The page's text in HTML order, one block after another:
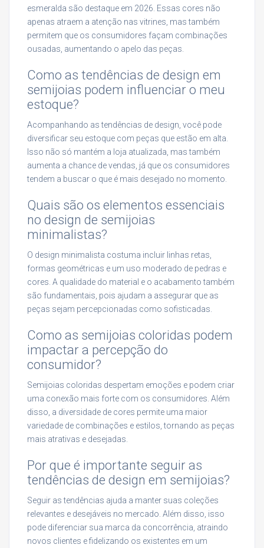
esmeralda são destaque em 2026. Essas cores não
apenas atraem a atenção nas vitrines, mas também
permitem que os consumidores façam combinações
ousadas, aumentando o apelo das peças.
Como as tendências de design em
semijoias podem influenciar o meu
estoque?
Acompanhando as tendências de design, você pode
diversificar seu estoque com peças que estão em alta.
Isso não só mantém a loja atualizada, mas também
aumenta a chance de vendas, já que os consumidores
tendem a buscar o que é mais desejado no momento.
Quais são os elementos essenciais
no design de semijoias
minimalistas?
O design minimalista costuma incluir linhas retas,
formas geométricas e um uso moderado de pedras e
cores. A qualidade do material e o acabamento também
são fundamentais, pois ajudam a assegurar que as
peças sejam percepcionadas como sofisticadas.
Como as semijoias coloridas podem
impactar a percepção do
consumidor?
Semijoias coloridas despertam emoções e podem criar
uma conexão mais forte com os consumidores. Além
disso, a diversidade de cores permite uma maior
variedade de combinações e estilos, tornando as peças
mais atrativas e desejadas.
Por que é importante seguir as
tendências de design em semijoias?
Seguir as tendências ajuda a manter suas coleções
relevantes e desejáveis no mercado. Além disso, isso
pode diferenciar sua marca da concorrência, atraindo
novos clientes e fidelizando os existentes em um